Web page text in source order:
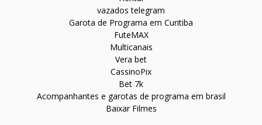
vazados telegram
Garota de Programa em Curitiba
FuteMAX
Multicanais
Vera bet
CassinoPix
Bet 7k
Acompanhantes e garotas de programa em brasil
Baixar Filmes